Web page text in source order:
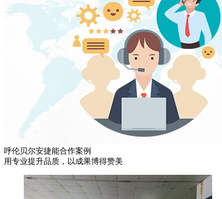
呼伦贝尔安捷能合作案例
用专业提升品质，以成果博得赞美